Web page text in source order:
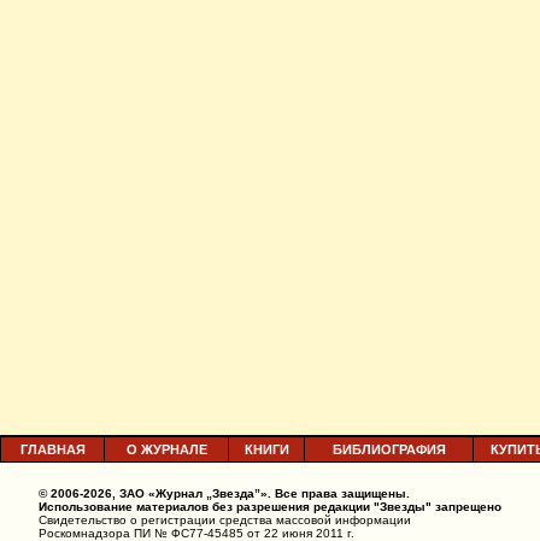
ГЛАВНАЯ О ЖУРНАЛЕ КНИГИ БИБЛИОГРАФИЯ
© 2006-2026, ЗАО «Журнал „Звезда”». Все права защищены.
Использование материалов без разрешения редакции "Звезды" запрещено
Свидетельство о регистрации средства массовой информации
Роскомнадзора ПИ № ФС77-45485 от 22 июня 2011 г.